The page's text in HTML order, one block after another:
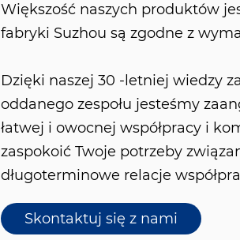
Większość naszych produktów
fabryki Suzhou są zgodne z
Dzięki naszej 30 -letniej wiedzy
oddanego zespołu jesteśmy
łatwej i owocnej współpracy i
zaspokoić Twoje potrzeby
długoterminowe relacje
Skontaktuj się z nami